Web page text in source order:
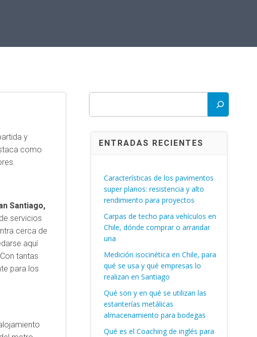
y
como
Santiago,
servicios
cerca de
aquí
tantas
para los
ENTRADAS RECIENTES
Características de los pavimentos
super planos: resistencia y alto
rendimiento para proyectos
Carpas de techo para vehículos en
Chile, dónde comprar o arrandar
una
Medición isocinética en Chile, para
qué se usa y qué empresas lo
realizan en Santiago
Qué son y en qué se utilizan las
estanterías metálicas
almacenamiento para bodegas
Qué es el Coaching de inglés para